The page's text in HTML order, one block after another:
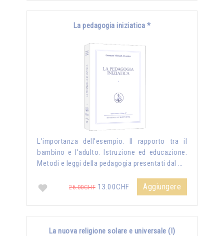
La pedagogia iniziatica *
L’importanza dell’esempio. Il rapporto tra il
bambino e l'adulto. Istruzione ed educazione.
Metodi e leggi della pedagogia presentati dal …
26.00CHF 13.00CHF Aggiungere
La nuova religione solare e universale (I)